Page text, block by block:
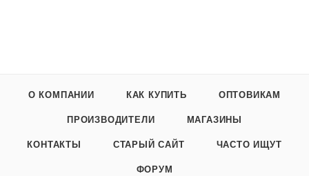
О КОМПАНИИ КАК КУПИТЬ ОПТОВИКАМ
ПРОИЗВОДИТЕЛИ МАГАЗИНЫ
КОНТАКТЫ СТАРЫЙ САЙТ ЧАСТО ИЩУТ
ФОРУМ